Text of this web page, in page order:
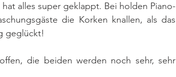
alles super geklappt. Bei holden Piano-
die Korken knallen, als das
geglückt!
die beiden werden noch sehr, sehr